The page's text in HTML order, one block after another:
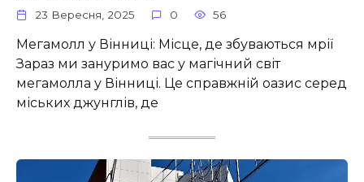
23 Вересня, 2025 0 56
Мегамолл у Вінниці: Місце, де збуваються мрії
Зараз ми зануримо вас у магічний світ
мегамолла у Вінниці. Це справжній оазис серед
міських джунглів, де